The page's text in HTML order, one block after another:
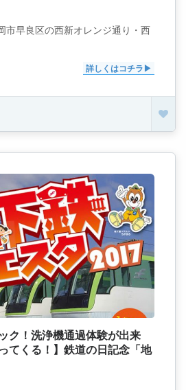
市早良区の西新オレンジ通り・西
詳しくはコチラ
ク！洗浄機通過体験が出来
てくる！】鉄道の日記念「地